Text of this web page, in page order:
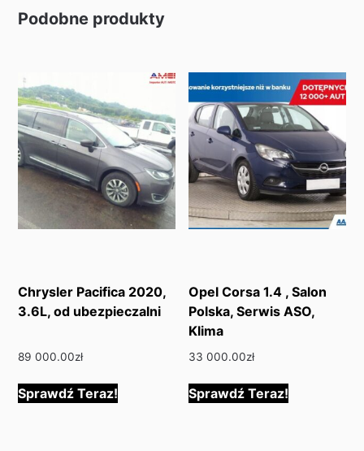
Podobne produkty
Chrysler Pacifica 2020,
3.6L, od ubezpieczalni
89 000.00zł
Sprawdź Teraz!
Opel Corsa 1.4 , Salon
Polska, Serwis ASO,
Klima
33 000.00zł
Sprawdź Teraz!